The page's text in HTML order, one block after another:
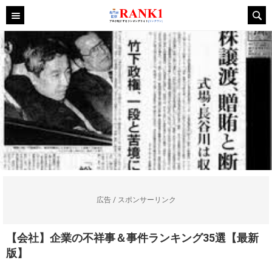
広告 / スポンサーリンク
【会社】企業の不祥事＆事件ランキング35選【最新
版】